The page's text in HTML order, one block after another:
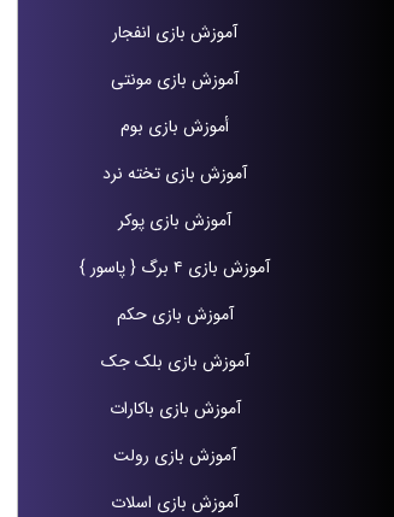
آموزش بازی انفجار
آموزش بازی مونتی
أموزش بازی بوم
آموزش بازی تخته نرد
آموزش بازی پوکر
آموزش بازی ۴ برگ { پاسور }
آموزش بازی حکم
آموزش بازی بلک جک
آموزش بازی باکارات
آموزش بازی رولت
آموزش بازی اسلات